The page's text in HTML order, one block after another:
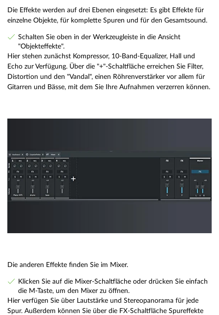
Die Effekte werden auf drei Ebenen eingesetzt: Es gibt Effekte für
einzelne Objekte, für komplette Spuren und für den Gesamtsound.
Schalten Sie oben in der Werkzeugleiste in die Ansicht
"Objekteffekte".
Hier stehen zunächst Kompressor, 10-Band-Equalizer, Hall und
Echo zur Verfügung. Über die "+"-Schaltfläche erreichen Sie Filter,
Distortion und den "Vandal", einen Röhrenverstärker vor allem für
Gitarren und Bässe, mit dem Sie Ihre Aufnahmen verzerren können.
Die anderen Effekte finden Sie im Mixer.
Klicken Sie auf die Mixer-Schaltfläche oder drücken Sie einfach
die M-Taste, um den Mixer zu öffnen.
Hier verfügen Sie über Lautstärke und Stereopanorama für jede
Spur. Außerdem können Sie über die FX-Schaltfläche Spureffekte